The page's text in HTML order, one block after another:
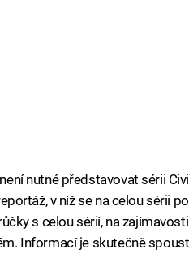
nutné představovat sérii
v níž se na celou sérii
s celou sérií, na
Informací je skutečně